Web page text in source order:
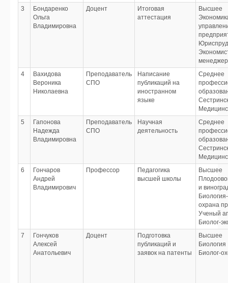
3
Бондаренко
Ольга
Владимировна
Доцент
Итоговая
аттестация
Высшее
4
Вахидова
Вероника
Николаевна
Преподаватель
СПО
Написание
публикаций на
иностранном
языке
Среднее
5
Гапонова
Надежда
Владимировна
Преподаватель
СПО
Научная
деятельность
Среднее
6
Гончаров
Андрей
Владимирович
Профессор
Педагогика
высшей школы
Высшее
и
охрана
Ученый
Биолог-
7
Гончуков
Алексей
Анатольевич
Доцент
Подготовка
публикаций и
заявок на патенты
Высшее
Биология
Биолог-